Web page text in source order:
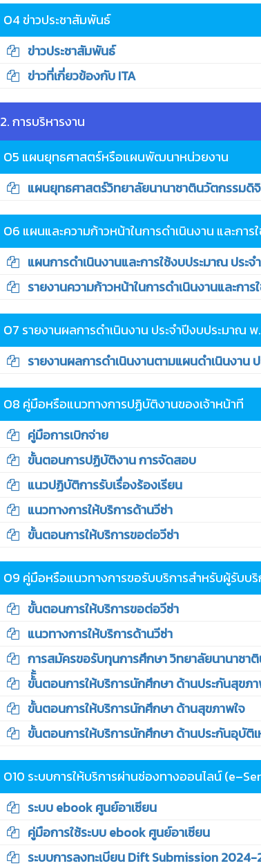
O4 ข่าวประชาสัมพันธ์
ข่าวประชาสัมพันธ์
ข่าวที่เกี่ยวข้องกับ ITA
2. การบริหารงาน
O5 แผนยุทธศาสตร์หรือแผนพัฒนาหน่วยงาน
แผนยุทธศาสตร์วิทยาลัยนานาชาตินวัตกรรมดิ
O6 แผนและความก้าวหน้าในการดำเนินงาน และก
แผนการดำเนินงานและการใช้งบประมาณ ประ
รายงานความก้าวหน้าในการดำเนินงานและกา
O7 รายงานผลการดำเนินงาน ประจำปีงบประมาณ
รายงานผลการดำเนินงานตามแผนดำเนินงาน
O8 คู่มือหรือแนวทางการปฏิบัติงานของเจ้าหน้าที
คู่มือการเบิกจ่าย
ขั้นตอนการปฏิบัติงาน การจัดสอบ
แนวปฏิบัติการรับเรื่องร้องเรียน
แนวทางการให้บริการด้านวีซ่า
ขั้นตอนการให้บริการขอต่อวีซ่า
O9 คู่มือหรือแนวทางการขอรับบริการสำหรับผู้รับบ
ขั้นตอนการให้บริการขอต่อวีซ่า
แนวทางการให้บริการด้านวีซ่า
การสมัครขอรับทุนการศึกษา วิทยาลัยนานาชา
ขั้ั้นตอนการให้บริการนักศึกษา ด้านประกันสุขภ
ขั้นตอนการให้บริการนักศึกษา ด้านสุขภาพใจ
ขั้นตอนการให้บริการนักศึกษา ด้านประกันอุบัติ
O10 ระบบการให้บริการผ่านช่องทางออนไลน์
ระบบ ebook ศูนย์อาเซียน
คู่มือการใช้ระบบ ebook ศูนย์อาเซียน
ระบบการลงทะเบียน Dift Submission 2024-